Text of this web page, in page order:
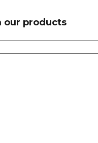
our products